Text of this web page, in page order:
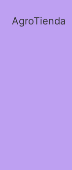
AgroTienda